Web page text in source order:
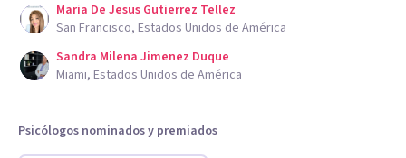
Maria De Jesus Gutierrez Tellez
San Francisco, Estados Unidos de América
Sandra Milena Jimenez Duque
Miami, Estados Unidos de América
Psicólogos nominados y premiados